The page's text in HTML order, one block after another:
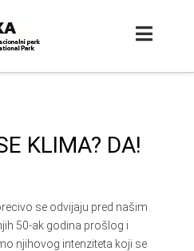
KLIMA? DA!
se odvijaju pred našim
50-ak godina prošlog i
njihovog intenziteta koji se